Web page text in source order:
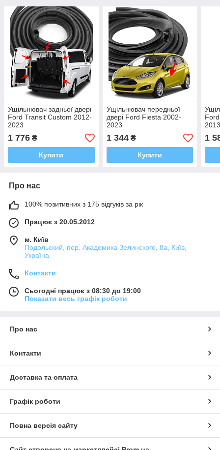
Ущільнювач задньої двері
Ford Transit Custom 2012-
2023
1 776 ₴
Купити
Ущільнювач передньої
двері Ford Fiesta 2002-
2023
1 344₴
Купити
1
Про нас
100% позитивних з 175 відгуків за рік
Працює з 20.05.2012
м. Київ
Подольский, пер. Академика Зелинского, 8а, Київ,
Україна
Контакти
Сьогодні працює з 08:30 до 19:00
Показати весь графік роботи
Про нас
Контакти
Доставка та оплата
Графік роботи
Повна версія сайту